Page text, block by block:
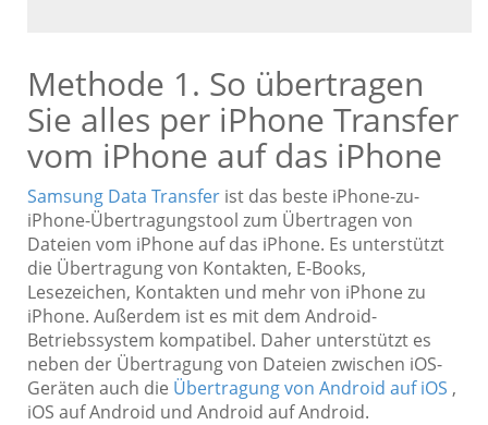
Methode 1. So übertragen
Sie alles per iPhone Transfer
vom iPhone auf das iPhone
Samsung Data Transfer ist das beste iPhone-zu-
iPhone-Übertragungstool zum Übertragen von
Dateien vom iPhone auf das iPhone. Es unterstützt
die Übertragung von Kontakten, E-Books,
Lesezeichen, Kontakten und mehr von iPhone zu
iPhone. Außerdem ist es mit dem Android-
Betriebssystem kompatibel. Daher unterstützt es
neben der Übertragung von Dateien zwischen iOS-
Geräten auch die Übertragung von Android auf iOS ,
iOS auf Android und Android auf Android.